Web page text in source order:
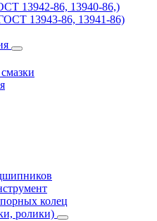
13942-86, 13940-86,)
13943-86, 13941-86)
колец
ролики)